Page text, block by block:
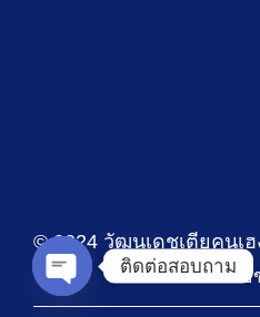
© 2024 วัฒนเดชเตียคุนเฮ
นโยบาย
ติดต่อสอบถาม
Open